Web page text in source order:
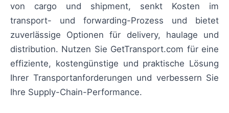
von cargo und shipment, senkt Kosten im
transport- und forwarding-Prozess und bietet
zuverlässige Optionen für delivery, haulage und
distribution. Nutzen Sie GetTransport.com für eine
effiziente, kostengünstige und praktische Lösung
Ihrer Transportanforderungen und verbessern Sie
Ihre Supply-Chain-Performance.